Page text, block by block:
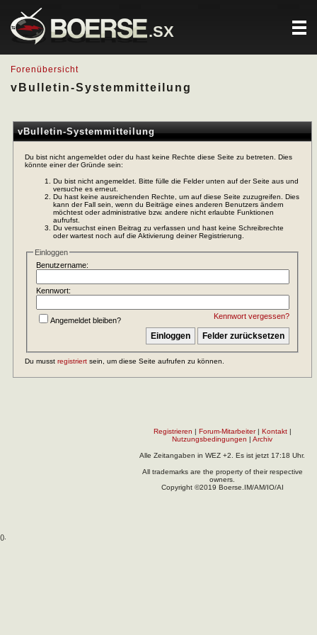
.SX
Forenübersicht
vBulletin-Systemmitteilung
vBulletin-Systemmitteilung
Du bist nicht angemeldet oder du hast keine Rechte diese Seite zu betreten. Dies
könnte einer der Gründe sein:
Du bist nicht angemeldet. Bitte fülle die Felder unten auf der Seite aus und
versuche es erneut.
Du hast keine ausreichenden Rechte, um auf diese Seite zuzugreifen. Dies
kann der Fall sein, wenn du Beiträge eines anderen Benutzers ändern
möchtest oder administrative bzw. andere nicht erlaubte Funktionen
aufrufst.
Du versuchst einen Beitrag zu verfassen und hast keine Schreibrechte
oder wartest noch auf die Aktivierung deiner Registrierung.
Einloggen
Benutzername:
Kennwort:
Kennwort vergessen?
Angemeldet bleiben?
Du musst registriert sein, um diese Seite aufrufen zu können.
Registrieren | Forum-Mitarbeiter| Kontakt|
Nutzungsbedingungen | Archiv
Alle Zeitangaben in WEZ +2. Es ist jetzt 17:18 Uhr.
All trademarks are the property of their respective
owners.
Copyright ©2019 Boerse.IM/AM/IO/AI
().